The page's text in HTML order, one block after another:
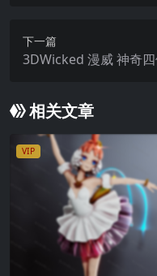
下一篇
3DWicked 漫威 神奇
相关文章
VIP